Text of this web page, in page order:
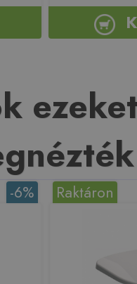
-6% Raktáron